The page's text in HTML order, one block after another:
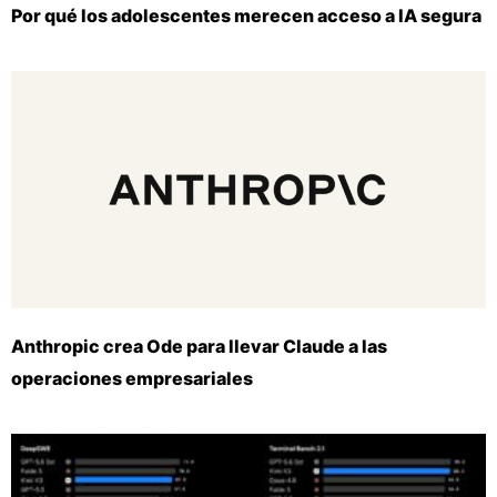
Por qué los adolescentes merecen acceso a IA segura
Anthropic crea Ode para llevar Claude a las
operaciones empresariales